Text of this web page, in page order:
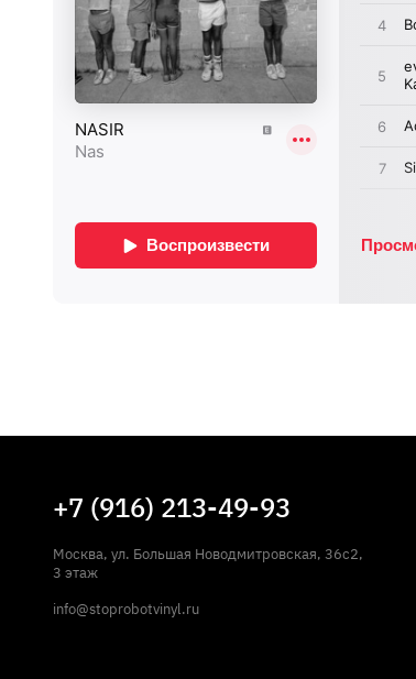
+7 (916) 213-49-93
Москва, ул. Большая Новодмитровская, 36с2,
3 этаж
info@stoprobotvinyl.ru